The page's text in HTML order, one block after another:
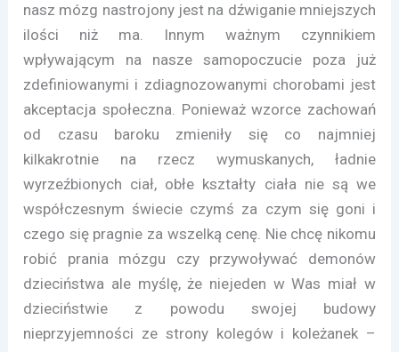
nasz mózg nastrojony jest na dźwiganie mniejszych
ilości niż ma. Innym ważnym czynnikiem
wpływającym na nasze samopoczucie poza już
zdefiniowanymi i zdiagnozowanymi chorobami jest
akceptacja społeczna. Ponieważ wzorce zachowań
od czasu baroku zmieniły się co najmniej
kilkakrotnie na rzecz wymuskanych, ładnie
wyrzeźbionych ciał, obłe kształty ciała nie są we
współczesnym świecie czymś za czym się goni i
czego się pragnie za wszelką cenę. Nie chcę nikomu
robić prania mózgu czy przywoływać demonów
dzieciństwa ale myślę, że niejeden w Was miał w
dzieciństwie z powodu swojej budowy
nieprzyjemności ze strony kolegów i koleżanek –